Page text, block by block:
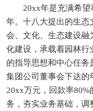
20xx年是充满希
年。十八大提出的生态
会、文化、生态建设融
化建设，承载着园林
的指导思想和中心任
集团公司董事会下达的
20xx万元，回款率
务，夯实业务基础，调